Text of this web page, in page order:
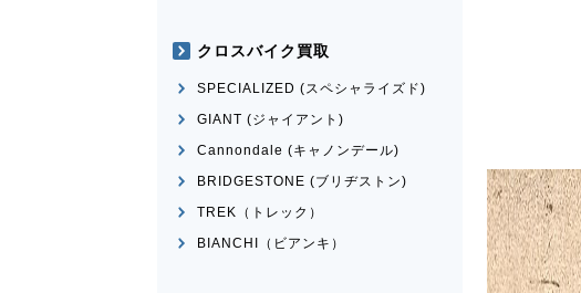
クロスバイク買取
SPECIALIZED (スペシャライズド)
GIANT (ジャイアント)
Cannondale (キャノンデール)
BRIDGESTONE (ブリヂストン)
TREK（トレック）
BIANCHI（ビアンキ）